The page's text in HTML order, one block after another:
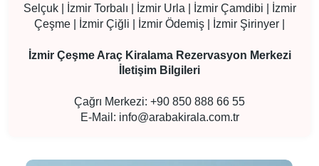
Selçuk | İzmir Torbalı | İzmir Urla | İzmir Çamdibi | İzmir
Çeşme | İzmir Çiğli | İzmir Ödemiş | İzmir Şirinyer |
İzmir Çeşme Araç Kiralama Rezervasyon Merkezi
İletişim Bilgileri
Çağrı Merkezi: +90 850 888 66 55
E-Mail: info@arabakirala.com.tr